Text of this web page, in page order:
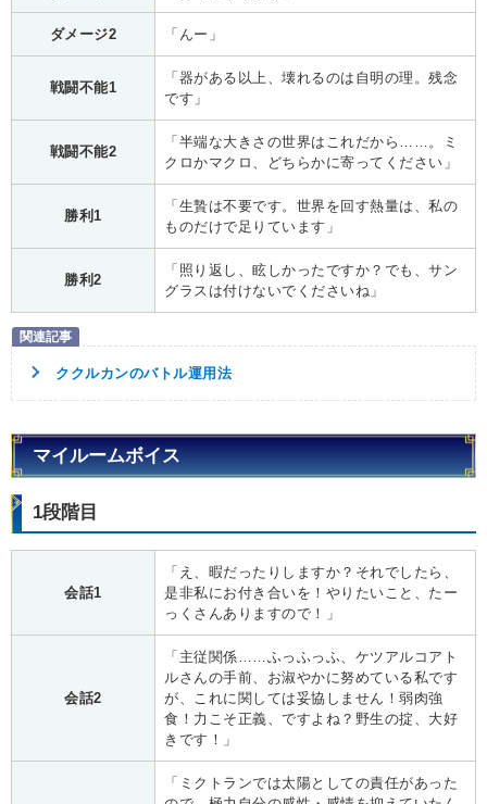
ダメージ2 「んー」
戦闘不能1
「器がある以上、壊れるのは自明の理。残念
です」
戦闘不能2
「半端な大きさの世界はこれだから……。ミ
クロかマクロ、どちらかに寄ってください」
勝利1
「生贄は不要です。世界を回す熱量は、私の
ものだけで足りています」
勝利2
「照り返し、眩しかったですか？でも、サン
グラスは付けないでくださいね」
ククルカンのバトル運用法
マイルームボイス
1段階目
会話1
「え、暇だったりしますか？それでしたら、
是非私にお付き合いを！やりたいこと、たー
っくさんありますので！」
会話2
「主従関係……ふっふっふ、ケツアルコアト
ルさんの手前、お淑やかに努めている私です
が、これに関しては妥協しません！弱肉強
食！力こそ正義、ですよね？野生の掟、大好
きです！」
「ミクトランでは太陽としての責任があった